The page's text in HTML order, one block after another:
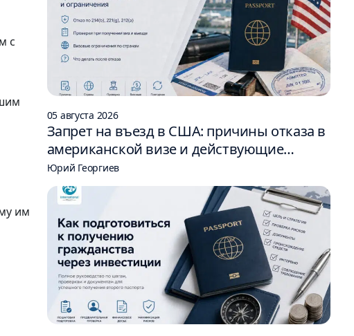
с
им
05 августа 2026
Запрет на въезд в США: причины отказа в
американской визе и действующие
ограничения
Юрий Георгиев